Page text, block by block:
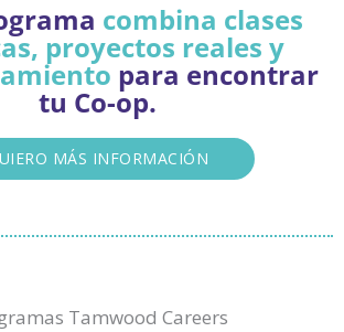
combina clases
proyectos reales y
para encontrar
tu Co-op.
MÁS INFORMACIÓN
Tamwood Careers